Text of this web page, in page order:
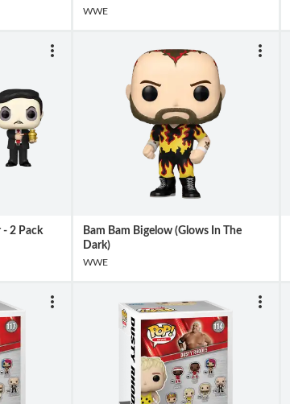
WWE
- 2 Pack
Bam Bam Bigelow (Glows In The
Dark)
WWE